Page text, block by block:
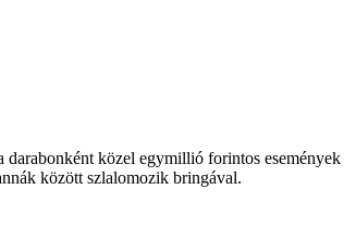
közel egymillió forintos események
között szlalomozik bringával.